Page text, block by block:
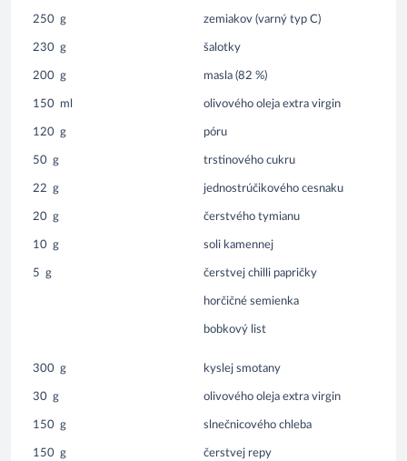
250 g zemiakov (varný typ C)
230 g šalotky
200 g masla (82 %)
150 ml olivového oleja extra virgin
120 g póru
50 g trstinového cukru
22 g jednostrúčikového cesnaku
20 g čerstvého tymianu
10 g soli kamennej
5 g čerstvej chilli papričky
horčičné semienka
bobkový list
300 g kyslej smotany
30 g olivového oleja extra virgin
150 g slnečnicového chleba
150 g čerstvej repy